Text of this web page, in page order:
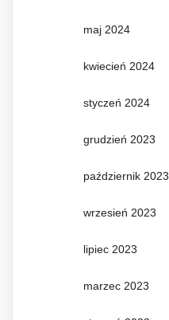
maj 2024
kwiecień 2024
styczeń 2024
grudzień 2023
październik 2023
wrzesień 2023
lipiec 2023
marzec 2023